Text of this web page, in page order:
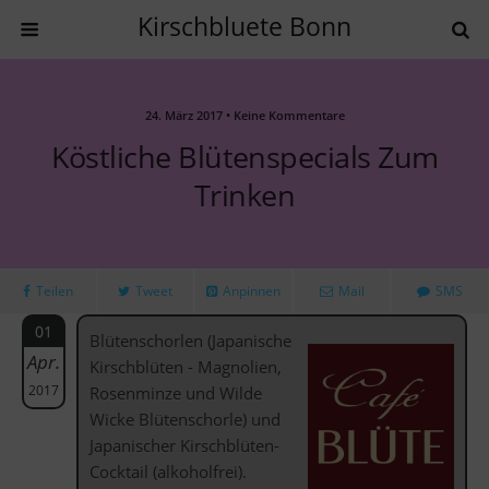
Kirschbluete Bonn
24. März 2017 • Keine Kommentare
Köstliche Blütenspecials Zum
Trinken
Teilen Tweet Anpinnen Mail SMS
01
Apr.
2017
Blütenschorlen (Japanische
Kirschblüten - Magnolien,
Rosenminze und Wilde
Wicke Blütenschorle) und
Japanischer Kirschblüten-
Cocktail (alkoholfrei).